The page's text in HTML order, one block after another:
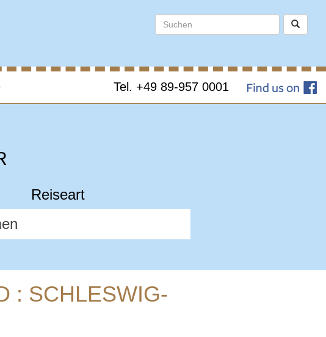
Tel. +49 89-957 0001
Reiseart
: SCHLESWIG-